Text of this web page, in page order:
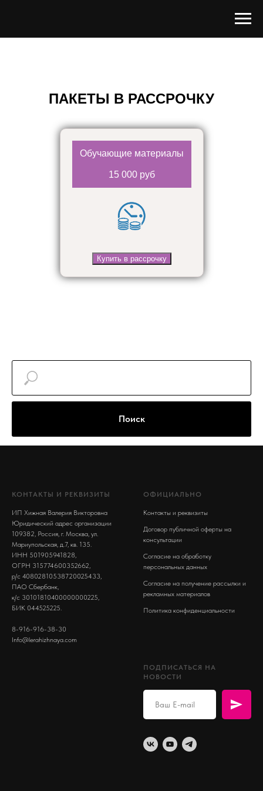
ПАКЕТЫ В РАССРОЧКУ
Обучающие материалы
15 000 руб
Купить в рассрочку
Поиск
КОНТАКТЫ И РЕКВИЗИТЫ
ИП Хижная Валерия Викторовна
Юридический адрес организации
109382, Россия, г. Москва, ул.
Мариупольская, д.7, кв. 135.
ИНН 501905941828,
ОГРН 315774600352662,
р/с 40802810538720025433,
ПАО Сбербанк,
к/с 30101810400000000225,
БИК 044525225.
8-916-916-38-30
Info@lerahizhnaya.com
ОФИЦИАЛЬНО
Контакты и реквизиты
Договор публичной оферты на
консультации
Согласие на обработку
персональных данных
Согласие на получение рассылки и
рекламных материалов
Политика конфиденциальности
ПОДПИСАТЬСЯ НА
НОВОСТИ